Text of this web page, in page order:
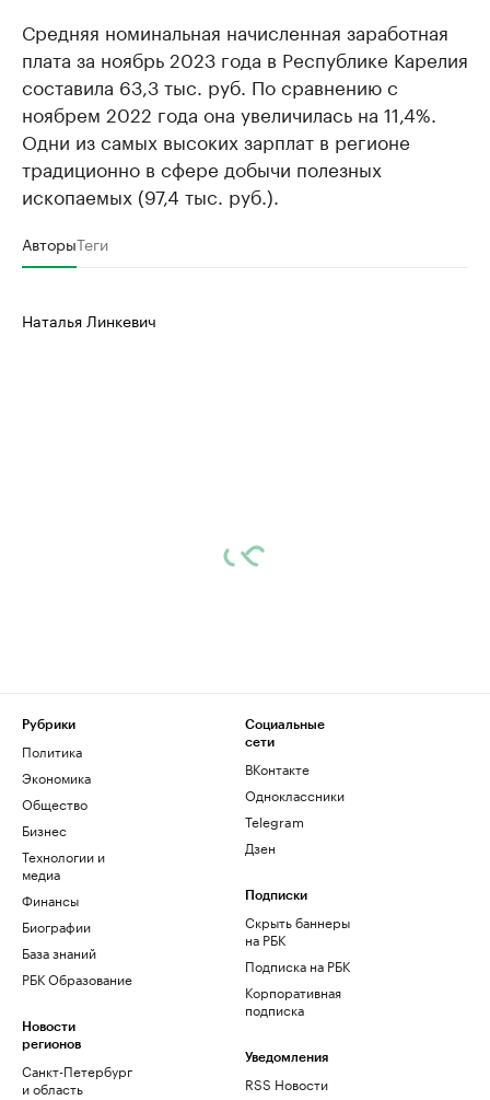
Средняя номинальная начисленная заработная
плата за ноябрь 2023 года в Республике Карелия
составила 63,3 тыс. руб. По сравнению с
ноябрем 2022 года она увеличилась на 11,4%.
Одни из самых высоких зарплат в регионе
традиционно в сфере добычи полезных
ископаемых (97,4 тыс. руб.).
АвторыТеги
Наталья Линкевич
Рубрики
Политика
Экономика
Общество
Бизнес
Технологии и
медиа
Финансы
Биографии
База знаний
РБК Образование
Новости
регионов
Санкт-Петербург
и область
Социальные
сети
ВКонтакте
Одноклассники
Telegram
Дзен
Подписки
Скрыть баннеры
на РБК
Подписка на РБК
Корпоративная
подписка
Уведомления
RSS Новости